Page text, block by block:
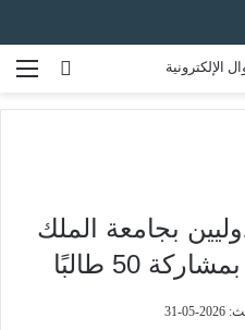
تسجيل
بجامعة الملك
50 طالبًا
31